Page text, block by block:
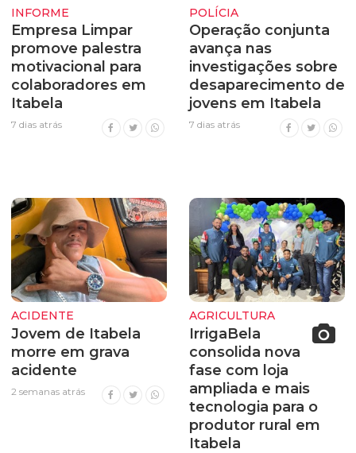
INFORME
Empresa Limpar
promove palestra
motivacional para
colaboradores em
Itabela
7 dias atrás
POLÍCIA
Operação conjunta
avança nas
investigações sobre
desaparecimento de
jovens em Itabela
7 dias atrás
ACIDENTE
Jovem de Itabela
morre em grava
acidente
2 semanas atrás
AGRICULTURA
IrrigaBela
consolida nova
fase com loja
ampliada e mais
tecnologia para o
produtor rural em
Itabela